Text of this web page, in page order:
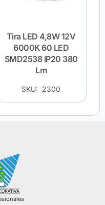
Tira LED 4,8W 12V
6000K 60 LED
SMD2538 IP20 380
Lm
SKU: 2300